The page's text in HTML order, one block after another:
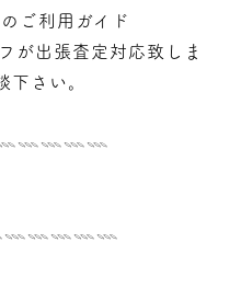
ご利用ガイド
が出張査定対応致しま
下さい。